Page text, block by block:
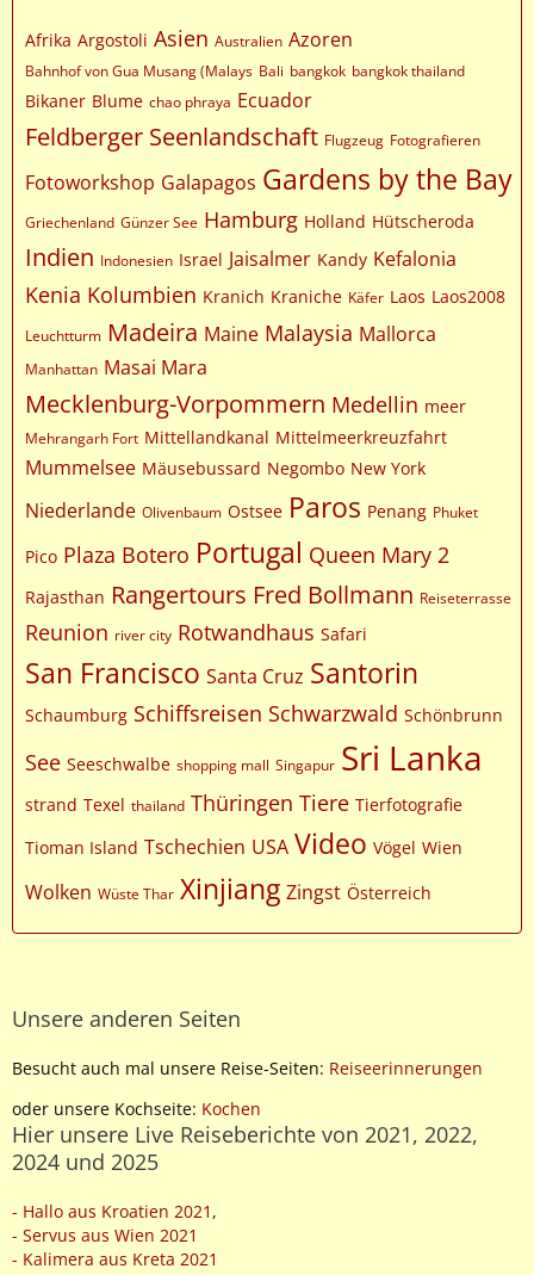
Afrika Argostoli Asien Australien Azoren
Bahnhof von Gua Musang (Malays Bali bangkok bangkok thailand
Bikaner Blume chao phraya Ecuador
Feldberger Seenlandschaft Flugzeug Fotografieren
Fotoworkshop Galapagos Gardens by the Bay
Griechenland Günzer See Hamburg Holland Hütscheroda
Indien Indonesien Israel Jaisalmer Kandy Kefalonia
Kenia Kolumbien Kranich Kraniche Käfer Laos Laos2008
Leuchtturm Madeira Maine Malaysia Mallorca
Manhattan Masai Mara
Mecklenburg-Vorpommern Medellin meer
Mehrangarh Fort Mittellandkanal Mittelmeerkreuzfahrt
Mummelsee Mäusebussard Negombo New York
Niederlande Olivenbaum Ostsee Paros Penang Phuket
Pico Plaza Botero Portugal Queen Mary 2
Rajasthan Rangertours Fred Bollmann Reiseterrasse
Reunion river city Rotwandhaus Safari
San Francisco Santa Cruz Santorin
Schaumburg Schiffsreisen Schwarzwald Schönbrunn
See Seeschwalbe shopping mall Singapur Sri Lanka
strand Texel thailand Thüringen Tiere Tierfotografie
Tioman Island Tschechien USA Video Vögel Wien
Wolken Wüste Thar Xinjiang Zingst Österreich
Unsere anderen Seiten
Besucht auch mal unsere Reise-Seiten: Reiseerinnerungen
oder unsere Kochseite: Kochen
Hier unsere Live Reiseberichte von 2021, 2022,
2024 und 2025
- Hallo aus Kroatien 2021 ,
- Servus aus Wien 2021
- Kalimera aus Kreta 2021